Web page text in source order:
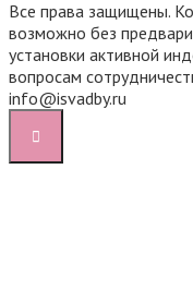
Все права защищены.
возможно без
установки активной
вопросам
info@isvadby.ru